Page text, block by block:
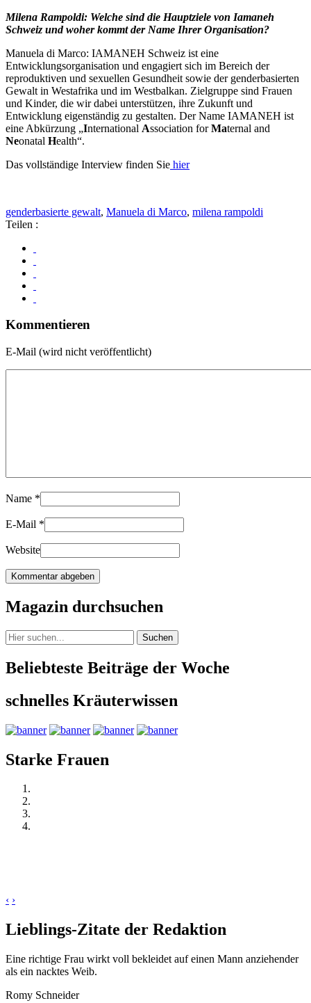
Milena Rampoldi: Welche sind die Hauptziele von Iamaneh
Schweiz und woher kommt der Name Ihrer Organisation?
Manuela di Marco: IAMANEH Schweiz ist eine
Entwicklungsorganisation und engagiert sich im Bereich der
reproduktiven und sexuellen Gesundheit sowie der genderbasierten
Gewalt in Westafrika und im Westbalkan. Zielgruppe sind Frauen
und Kinder, die wir dabei unterstützen, ihre Zukunft und
Entwicklung eigenständig zu gestalten. Der Name IAMANEH ist
eine Abkürzung „International Association forMaternal and
Neonatal Health“.
Das vollständige Interview finden Sie hier
genderbasierte gewalt, Manuela di Marco, milena rampoldi
Teilen :
Kommentieren
E-Mail (wird nicht veröffentlicht)
Name *
E-Mail *
Website
Magazin durchsuchen
Suchen
Beliebteste Beiträge der Woche
schnelles Kräuterwissen
Starke Frauen
‹ ›
Lieblings-Zitate der Redaktion
Eine richtige Frau wirkt voll bekleidet auf einen Mann anziehender
als ein nacktes Weib.
Romy Schneider